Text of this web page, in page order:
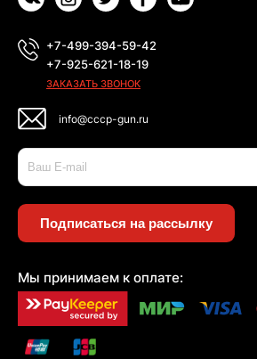
+7-499-394-59-42
+7-925-621-18-19
ЗАКАЗАТЬ ЗВОНОК
info@cccp-gun.ru
Подписаться на рассылку
Мы принимаем к оплате: